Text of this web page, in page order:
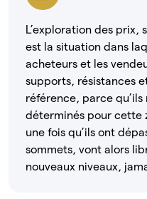
L’exploration des prix,
est la situation dans
acheteurs et les
supports, résistances
référence, parce qu’ils
déterminés pour cette
une fois qu’ils ont
sommets, vont alors
nouveaux niveaux,